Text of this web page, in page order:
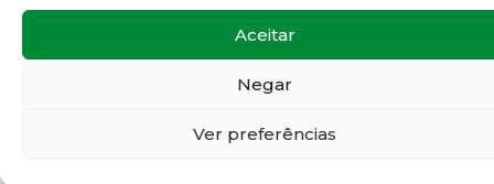
Aceitar
Negar
Ver preferências